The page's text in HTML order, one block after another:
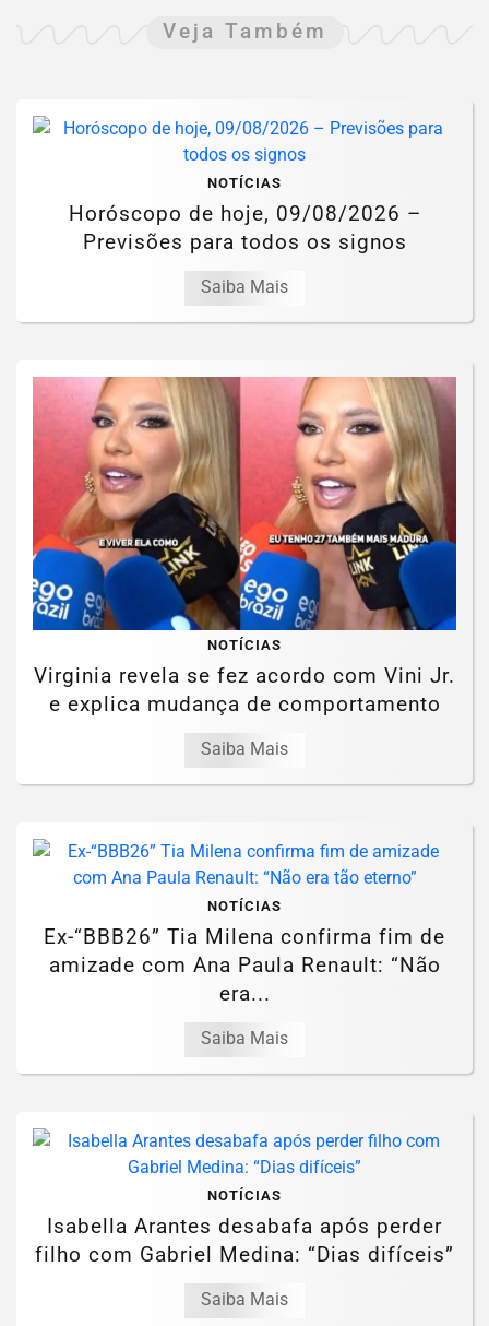
Veja Também
NOTÍCIAS
Horóscopo de hoje, 09/08/2026 –
Previsões para todos os signos
Saiba Mais
NOTÍCIAS
Virginia revela se fez acordo com Vini Jr.
e explica mudança de comportamento
Saiba Mais
NOTÍCIAS
Ex-“BBB26” Tia Milena confirma fim de
amizade com Ana Paula Renault: “Não
era...
Saiba Mais
NOTÍCIAS
Isabella Arantes desabafa após perder
filho com Gabriel Medina: “Dias difíceis”
Saiba Mais